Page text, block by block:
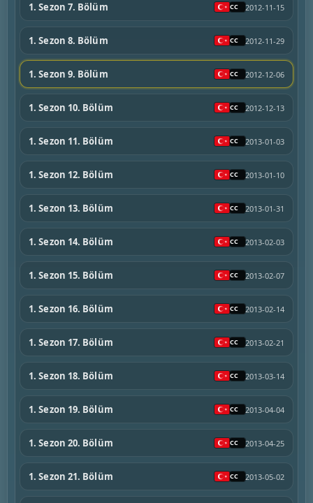
1. Sezon 7. Bölüm 2012-11-15
1. Sezon 8. Bölüm 2012-11-29
1. Sezon 9. Bölüm 2012-12-06
1. Sezon 10. Bölüm 2012-12-13
1. Sezon 11. Bölüm 2013-01-03
1. Sezon 12. Bölüm 2013-01-10
1. Sezon 13. Bölüm 2013-01-31
1. Sezon 14. Bölüm 2013-02-03
1. Sezon 15. Bölüm 2013-02-07
1. Sezon 16. Bölüm 2013-02-14
1. Sezon 17. Bölüm 2013-02-21
1. Sezon 18. Bölüm 2013-03-14
1. Sezon 19. Bölüm 2013-04-04
1. Sezon 20. Bölüm 2013-04-25
1. Sezon 21. Bölüm 2013-05-02